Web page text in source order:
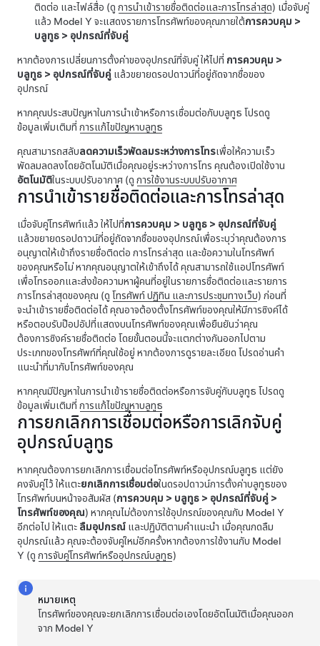
ติดต่อ และไฟล์สื่อ (ดู การนำเข้ารายชื่อติดต่อและการโทรล่าสุด) เมื่อจับคู่
แล้ว Model Y จะแสดงรายการโทรศัพท์ของคุณภายใต้การควบคุม >
บลูทูธ > อุปกรณ์ที่จับคู่
หากต้องการเปลี่ยนการตั้งค่าของอุปกรณ์ที่จับคู่ ให้ไปที่ การควบคุม >
บลูทูธ > อุปกรณ์ที่จับคู่ แล้วขยายดรอปดาวน์ที่อยู่ถัดจากชื่อของ
อุปกรณ์
หากคุณประสบปัญหาในการนำเข้าหรือการเชื่อมต่อกับบลูทูธ โปรดดู
ข้อมูลเพิ่มเติมที่ การแก้ไขปัญหาบลูทูธ
คุณสามารถสลับลดความเร็วพัดลมระหว่างการโทรเพื่อให้ความเร็ว
พัดลมลดลงโดยอัตโนมัติเมื่อคุณอยู่ระหว่างการโทร คุณต้องเปิดใช้งาน
อัตโนมัติในระบบปรับอากาศ (ดู การใช้งานระบบปรับอากาศ
การนำเข้ารายชื่อติดต่อและการโทรล่าสุด
เมื่อจับคู่โทรศัพท์แล้ว ให้ไปที่การควบคุม > บลูทูธ > อุปกรณ์ที่จับคู่
แล้วขยายดรอปดาวน์ที่อยู่ถัดจากชื่อของอุปกรณ์เพื่อระบุว่าคุณต้องการ
อนุญาตให้เข้าถึงรายชื่อติดต่อ การโทรล่าสุด และข้อความในโทรศัพท์
ของคุณหรือไม่ หากคุณอนุญาตให้เข้าถึงได้ คุณสามารถใช้แอปโทรศัพท์
เพื่อโทรออกและส่งข้อความหาผู้คนที่อยู่ในรายการชื่อติดต่อและรายการ
การโทรล่าสุดของคุณ (ดู โทรศัพท์ ปฏิทิน และการประชุมทางเว็บ) ก่อนที่
จะนำเข้ารายชื่อติดต่อได้ คุณอาจต้องตั้งโทรศัพท์ของคุณให้มีการซิงค์ได้
หรือตอบรับป๊อปอัปที่แสดงบนโทรศัพท์ของคุณเพื่อยืนยันว่าคุณ
ต้องการซิงค์รายชื่อติดต่อ โดยขั้นตอนนี้จะแตกต่างกันออกไปตาม
ประเภทของโทรศัพท์ที่คุณใช้อยู่ หากต้องการดูรายละเอียด โปรดอ่านคำ
แนะนำที่มากับโทรศัพท์ของคุณ
หากคุณมีปัญหาในการนำเข้ารายชื่อติดต่อหรือการจับคู่กับบลูทูธ โปรดดู
ข้อมูลเพิ่มเติมที่ การแก้ไขปัญหาบลูทูธ
การยกเลิกการเชื่อมต่อหรือการเลิกจับคู่
อุปกรณ์บลูทูธ
หากคุณต้องการยกเลิกการเชื่อมต่อโทรศัพท์หรืออุปกรณ์บลูทูธ แต่ยัง
คงจับคู่ไว้ ให้แตะยกเลิกการเชื่อมต่อในดรอปดาวน์การตั้งค่าบลูทูธของ
โทรศัพท์บนหน้าจอสัมผัส (การควบคุม > บลูทูธ > อุปกรณ์ที่จับคู่ >
โทรศัพท์ของคุณ) หากคุณไม่ต้องการใช้อุปกรณ์ของคุณกับ Model Y
อีกต่อไป ให้แตะ ลืมอุปกรณ์ และปฏิบัติตามคำแนะนำ เมื่อคุณกดลืม
อุปกรณ์แล้ว คุณจะต้องจับคู่ใหม่อีกครั้งหากต้องการใช้งานกับ Model
Y (ดู การจับคู่โทรศัพท์หรืออุปกรณ์บลูทูธ)
หมายเหตุ
โทรศัพท์ของคุณจะยกเลิกการเชื่อมต่อเองโดยอัตโนมัติเมื่อคุณออก
จาก Model Y